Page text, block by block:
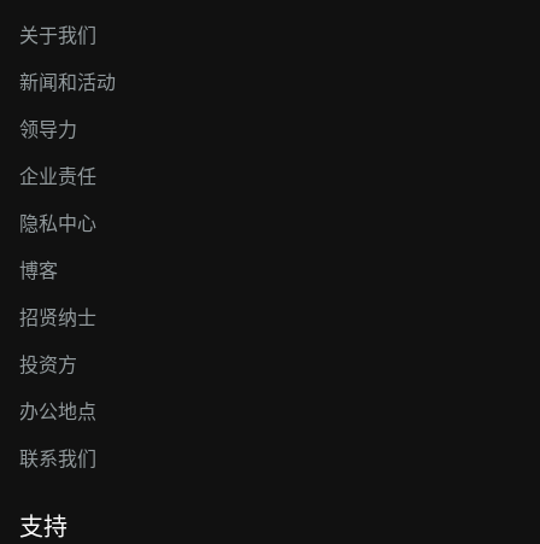
关于我们
新闻和活动
领导力
企业责任
隐私中心
博客
招贤纳士
投资方
办公地点
联系我们
支持